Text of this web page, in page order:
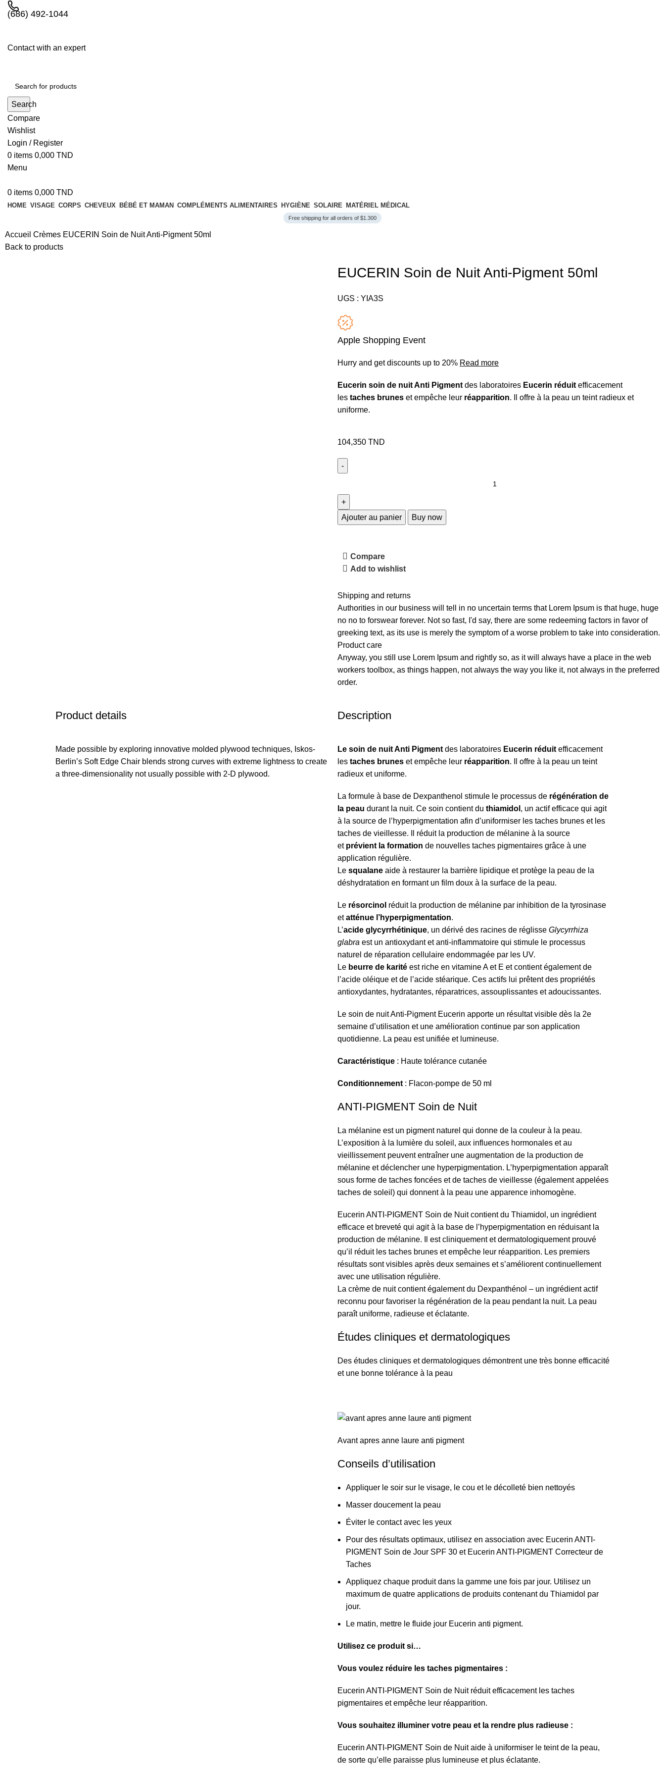
(686) 492-1044
Contact with an expert
Search
Compare
Wishlist
Login / Register
0 items 0,000 TND
Menu
0 items 0,000 TND
HOME VISAGE CORPS CHEVEUX BÉBÉ ET MAMAN COMPLÉMENTS ALIMENTAIRES HYGIÈNE SOLAIRE MATÉRIEL MÉDICAL
Free shipping for all orders of $1.300
AccueilCrèmes EUCERIN Soin de Nuit Anti-Pigment 50ml
Back to products
EUCERIN Soin de Nuit Anti-Pigment 50ml
UGS : YIA3S
Apple Shopping Event
Hurry and get discounts up to 20% Read more
Eucerin soin de nuit Anti Pigment des laboratoires Eucerin réduit efficacement
les taches brunes et empêche leur réapparition. Il offre à la peau un teint radieux et
uniforme.
104,350 TND
Ajouter au panier Buy now
Compare
Add to wishlist
Shipping and returns
Authorities in our business will tell in no uncertain terms that Lorem Ipsum is that huge, huge
no no to forswear forever. Not so fast, I'd say, there are some redeeming factors in favor of
greeking text, as its use is merely the symptom of a worse problem to take into consideration.
Product care
Anyway, you still use Lorem Ipsum and rightly so, as it will always have a place in the web
workers toolbox, as things happen, not always the way you like it, not always in the preferred
order.
Product details
Made possible by exploring innovative molded plywood techniques, Iskos-
Berlin’s Soft Edge Chair blends strong curves with extreme lightness to create
a three-dimensionality not usually possible with 2-D plywood.
Description
Le soin de nuit Anti Pigment des laboratoires Eucerin réduit efficacement
les taches brunes et empêche leur réapparition. Il offre à la peau un teint
radieux et uniforme.
La formule à base de Dexpanthenol stimule le processus de régénération de
la peau durant la nuit. Ce soin contient du thiamidol , un actif efficace qui agit
à la source de l’hyperpigmentation afin d’uniformiser les taches brunes et les
taches de vieillesse. Il réduit la production de mélanine à la source
et prévient la formation de nouvelles taches pigmentaires grâce à une
application régulière.
Le squalane aide à restaurer la barrière lipidique et protège la peau de la
déshydratation en formant un film doux à la surface de la peau.
Le résorcinol réduit la production de mélanine par inhibition de la tyrosinase
etatténue l’hyperpigmentation.
L’acide glycyrrhétinique, un dérivé des racines de réglisse Glycyrrhiza
glabra est un antioxydant et anti-inflammatoire qui stimule le processus
naturel de réparation cellulaire endommagée par les UV.
Le beurre de karité est riche en vitamine A et E et contient également de
l’acide oléique et de l’acide stéarique. Ces actifs lui prêtent des propriétés
antioxydantes, hydratantes, réparatrices, assouplissantes et adoucissantes.
Le soin de nuit Anti-Pigment Eucerin apporte un résultat visible dès la 2e
semaine d’utilisation et une amélioration continue par son application
quotidienne. La peau est unifiée et lumineuse.
Caractéristique : Haute tolérance cutanée
Conditionnement : Flacon-pompe de 50 ml
ANTI-PIGMENT Soin de Nuit
La mélanine est un pigment naturel qui donne de la couleur à la peau.
L’exposition à la lumière du soleil, aux influences hormonales et au
vieillissement peuvent entraîner une augmentation de la production de
mélanine et déclencher une hyperpigmentation. L’hyperpigmentation apparaît
sous forme de taches foncées et de taches de vieillesse (également appelées
taches de soleil) qui donnent à la peau une apparence inhomogène.
Eucerin ANTI-PIGMENT Soin de Nuit contient du Thiamidol, un ingrédient
efficace et breveté qui agit à la base de l’hyperpigmentation en réduisant la
production de mélanine. Il est cliniquement et dermatologiquement prouvé
qu’il réduit les taches brunes et empêche leur réapparition. Les premiers
résultats sont visibles après deux semaines et s’améliorent continuellement
avec une utilisation régulière.
La crème de nuit contient également du Dexpanthénol – un ingrédient actif
reconnu pour favoriser la régénération de la peau pendant la nuit. La peau
paraît uniforme, radieuse et éclatante.
Études cliniques et dermatologiques
Des études cliniques et dermatologiques démontrent une très bonne efficacité
et une bonne tolérance à la peau
Avant apres anne laure anti pigment
Conseils d’utilisation
Appliquer le soir sur le visage, le cou et le décolleté bien nettoyés
Masser doucement la peau
Éviter le contact avec les yeux
Pour des résultats optimaux, utilisez en association avec Eucerin ANTI-
PIGMENT Soin de Jour SPF 30 et Eucerin ANTI-PIGMENT Correcteur de
Taches
Appliquez chaque produit dans la gamme une fois par jour. Utilisez un
maximum de quatre applications de produits contenant du Thiamidol par
jour.
Le matin, mettre le fluide jour Eucerin anti pigment.
Utilisez ce produit si…
Vous voulez réduire les taches pigmentaires :
Eucerin ANTI-PIGMENT Soin de Nuit réduit efficacement les taches
pigmentaires et empêche leur réapparition.
Vous souhaitez illuminer votre peau et la rendre plus radieuse :
Eucerin ANTI-PIGMENT Soin de Nuit aide à uniformiser le teint de la peau,
de sorte qu’elle paraisse plus lumineuse et plus éclatante.